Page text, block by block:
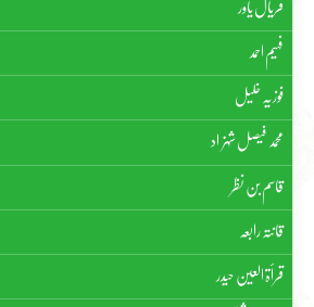
فریال یاور
فہیم احمد
فوزیہ خلیل
محمد فیصل شہزاد
قاسم بن نظر
قانتہ رابعہ
قرأۃ العین حیدر